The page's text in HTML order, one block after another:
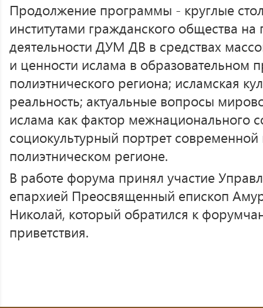
Продолжение программы - круглые
институтами гражданского общества
деятельности ДУМ ДВ в средствах
и ценности ислама в образовательном
полиэтнического региона; исламская
реальность; актуальные вопросы
ислама как фактор межнационального
социокультурный портрет
полиэтническом регионе.
В работе форума принял участие
епархией Преосвященный епископ
Николай, который обратился к
приветствия.